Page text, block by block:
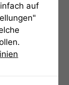
auf